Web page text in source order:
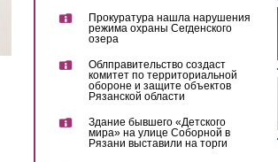
Прокуратура нашла нарушения
режима охраны Сегденского
озера
Облправительство создаст
комитет по территориальной
обороне и защите объектов
Рязанской области
Здание бывшего «Детского
мира» на улице Соборной в
Рязани выставили на торги